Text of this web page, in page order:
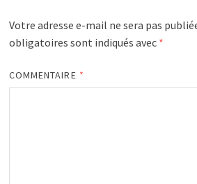
Votre adresse e-mail ne sera pas
obligatoires sont indiqués avec *
COMMENTAIRE *